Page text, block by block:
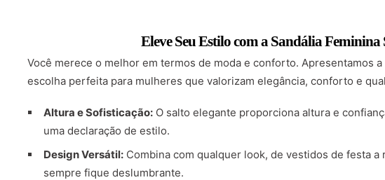
Eleve Seu Estilo com a Sandália
Você merece o melhor em termos de moda e conforto. Apresentamos
escolha perfeita para mulheres que valorizam elegância, conforto e
Altura e Sofisticação: O salto elegante proporciona altura e
uma declaração de estilo.
Design Versátil: Combina com qualquer look, de vestidos de festa
sempre fique deslumbrante.